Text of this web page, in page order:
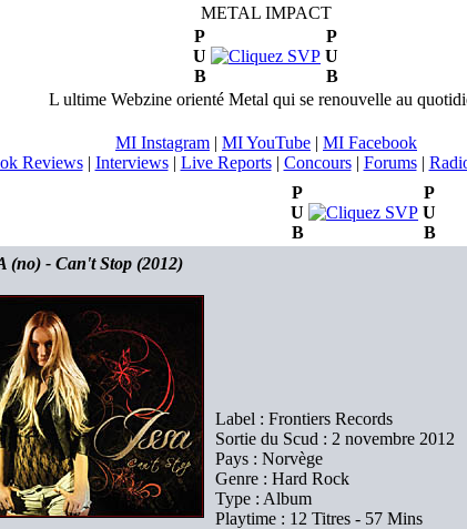
METAL IMPACT
P
U
B
P
U
B
L ultime Webzine orienté Metal qui se renouvelle au
MI Instagram | MI YouTube | MI Facebook
Reviews| Interviews| Live Reports| Concours| Forums|
P
U
B
P
U
B
(no) - Can't Stop (2012)
Label : Frontiers Records
Sortie du Scud : 2 novembre 2012
Pays : Norvège
Genre : Hard Rock
Type : Album
Playtime : 12 Titres - 57 Mins